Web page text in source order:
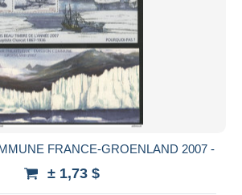
FRANCE-GROENLAND 2007 -
± 1,73 $